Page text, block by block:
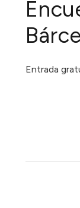
Entrada